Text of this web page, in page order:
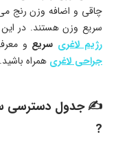
چاقی و اضافه وزن رنج
سریع وزن هستند. در این
رژیم لاغری سریع و
جراحی لاغری همراه باشید.
✍️ جدول دسترسی
?